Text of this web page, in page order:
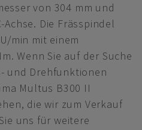
von 304 mm und
Die Frässpindel
min mit einem
Wenn Sie auf der Suche
und Drehfunktionen
Multus B300 II
die wir zum Verkauf
uns für weitere